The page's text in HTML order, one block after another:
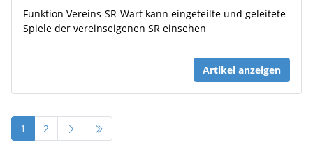
Funktion Vereins-SR-Wart kann eingeteilte und geleitete
Spiele der vereinseigenen SR einsehen
Artikel anzeigen
1 2